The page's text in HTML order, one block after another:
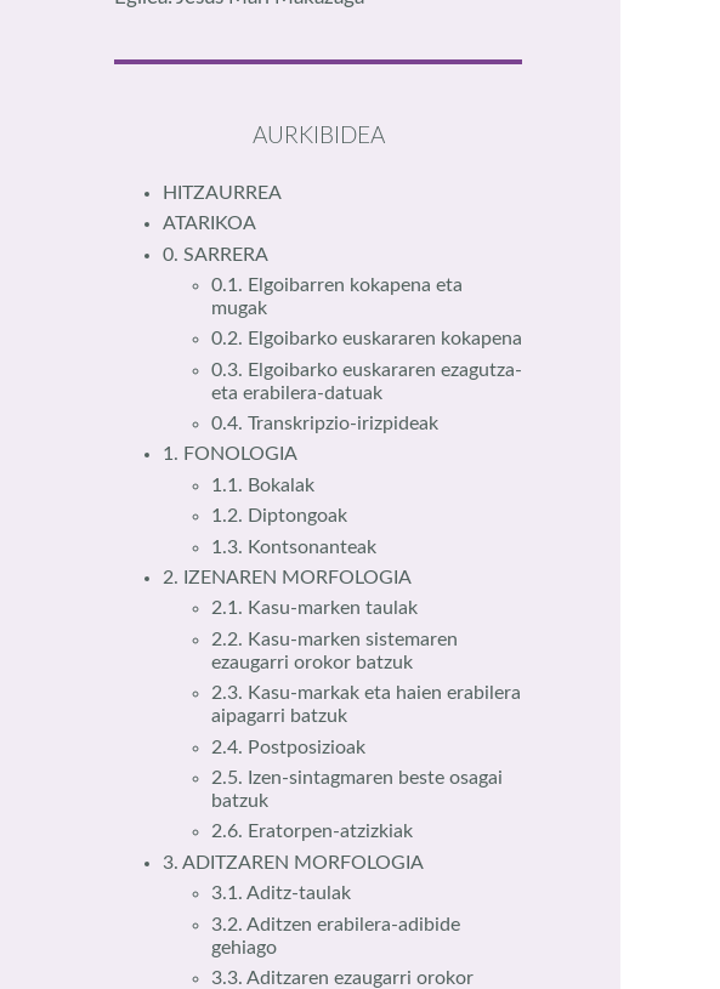
AURKIBIDEA
HITZAURREA
ATARIKOA
0. SARRERA
0.1. Elgoibarren kokapena eta
mugak
0.2. Elgoibarko euskararen kokapena
0.3. Elgoibarko euskararen ezagutza-
eta erabilera-datuak
0.4. Transkripzio-irizpideak
1. FONOLOGIA
1.1. Bokalak
1.2. Diptongoak
1.3. Kontsonanteak
2. IZENAREN MORFOLOGIA
2.1. Kasu-marken taulak
2.2. Kasu-marken sistemaren
ezaugarri orokor batzuk
2.3. Kasu-markak eta haien erabilera
aipagarri batzuk
2.4. Postposizioak
2.5. Izen-sintagmaren beste osagai
batzuk
2.6. Eratorpen-atzizkiak
3. ADITZAREN MORFOLOGIA
3.1. Aditz-taulak
3.2. Aditzen erabilera-adibide
gehiago
3.3. Aditzaren ezaugarri orokor